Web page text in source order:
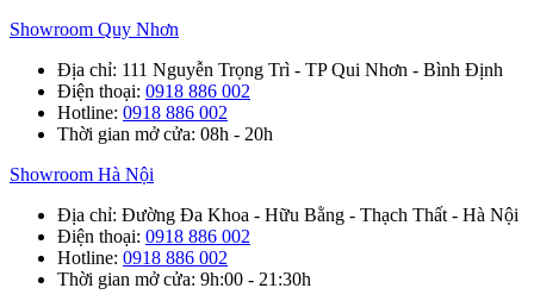
Showroom Quy Nhơn
Địa chỉ: 111 Nguyễn Trọng Trì - TP Qui Nhơn - Bình Định
Điện thoại: 0918 886 002
Hotline: 0918 886 002
Thời gian mở cửa: 08h - 20h
Showroom Hà Nội
Địa chỉ: Đường Đa Khoa - Hữu Bằng - Thạch Thất - Hà Nội
Điện thoại: 0918 886 002
Hotline: 0918 886 002
Thời gian mở cửa: 9h:00 - 21:30h